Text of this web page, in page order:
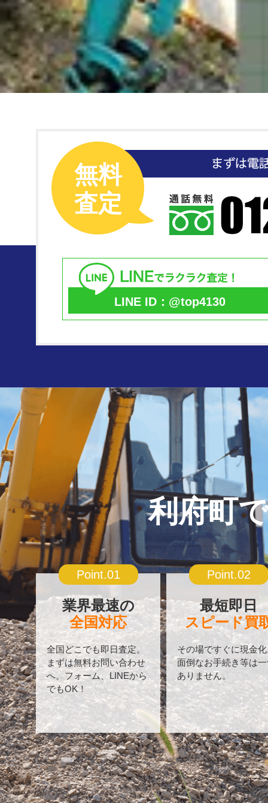
無料
査定
LINE ID：@top4130
利府町で
Point.01
業界最速の
全国対応
全国どこでも即日査定。
まずは無料お問い合わせ
へ。フォーム、LINEから
でもOK！
Point.02
最短即日
スピード買
その場ですぐに現金
面倒なお手続き等は
ありません。